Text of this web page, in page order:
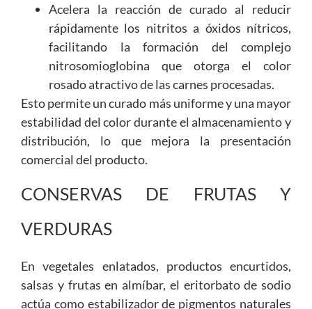
Acelera la reacción de curado al reducir
rápidamente los nitritos a óxidos nítricos,
facilitando la formación del complejo
nitrosomioglobina que otorga el color
rosado atractivo de las carnes procesadas.
Esto permite un curado más uniforme y una mayor
estabilidad del color durante el almacenamiento y
distribución, lo que mejora la presentación
comercial del producto.
CONSERVAS DE FRUTAS Y
VERDURAS
En vegetales enlatados, productos encurtidos,
salsas y frutas en almíbar, el eritorbato de sodio
actúa como estabilizador de pigmentos naturales